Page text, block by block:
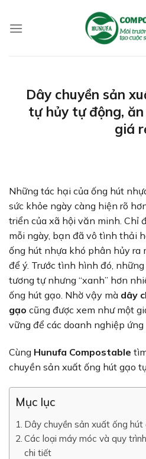
content
Dây chuyền sản
tự hủy tự động,
giá
Những tác hại của ống hút
sức khỏe ngày càng hiện rõ
triển của xã hội văn minh. Chỉ
mỗi ngày, bạn đã vô tình thải
ống hút nhựa khó phân hủy ra
để ý. Trước tình hình đó,
tương tự nhưng “xanh” hơn
ống hút gạo. Nhờ vậy mà dây
gạo cũng được xem như một
vững để các doanh nghiệp ứng
Cùng Hunufa Compostable
chuyền sản xuất ống hút gạo
Mục lục
Dây chuyền sản xuất ống hút
Các loại máy móc và quy
chi tiết